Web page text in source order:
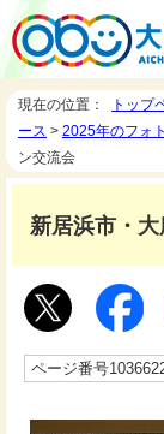
現在の位置： トップ
ース > 2025年のフォ
ン交流会
新居浜市・
ページ番号